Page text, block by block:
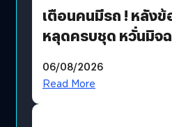
เตือนคนมีรถ ! หลัง
หลุดครบชุด หวั่นมิจ
รหัสผ่านหลุด ไม่ใช่แฮ
06/08/2026
Read More